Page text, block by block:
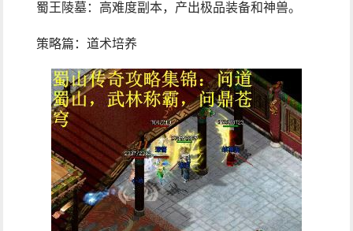
蜀王陵墓：高难度副本，产出极品装备和神兽。
策略篇：道术培养